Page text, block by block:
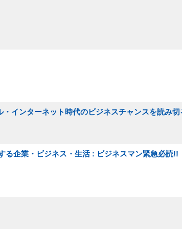
インターネット時代のビジネスチャンスを読み切
る企業・ビジネス・生活 : ビジネスマン緊急必読!!